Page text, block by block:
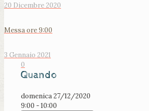
20 Dicembre 2020
Messa ore 9:00
3 Gennaio 2021
0
Quando
domenica 27/12/2020
9:00 - 10:00